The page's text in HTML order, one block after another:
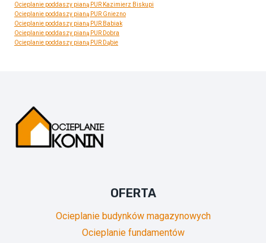
Ocieplanie poddaszy pianą PUR Kazimierz Biskupi
Ocieplanie poddaszy pianą PUR Gniezno
Ocieplanie poddaszy pianą PUR Babiak
Ocieplanie poddaszy pianą PUR Dobra
Ocieplanie poddaszy pianą PUR Dąbie
OFERTA
Ocieplanie budynków magazynowych
Ocieplanie fundamentów